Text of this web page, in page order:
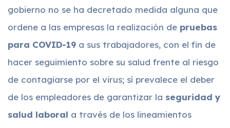
gobierno no se ha decretado medida alguna que
ordene a las empresas la realización de pruebas
para COVID-19 a sus trabajadores, con el fin de
hacer seguimiento sobre su salud frente al riesgo
de contagiarse por el virus; sí prevalece el deber
de los empleadores de garantizar la seguridad y
salud laboral a través de los lineamientos